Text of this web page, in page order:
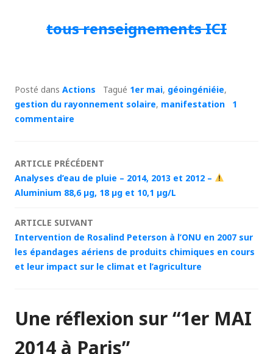
tous renseignements ICI
Posté dans Actions Tagué 1er mai, géoingéniéie,
gestion du rayonnement solaire, manifestation
1
commentaire
Navigation
des
articles
ARTICLE PRÉCÉDENT
Analyses d’eau de pluie – 2014, 2013 et 2012 –
Aluminium 88,6 µg, 18 µg et 10,1 µg/L
ARTICLE SUIVANT
Intervention de Rosalind Peterson à l’ONU en 2007 sur
les épandages aériens de produits chimiques en cours
et leur impact sur le climat et l’agriculture
Une réflexion sur “1er MAI
2014 à Paris”